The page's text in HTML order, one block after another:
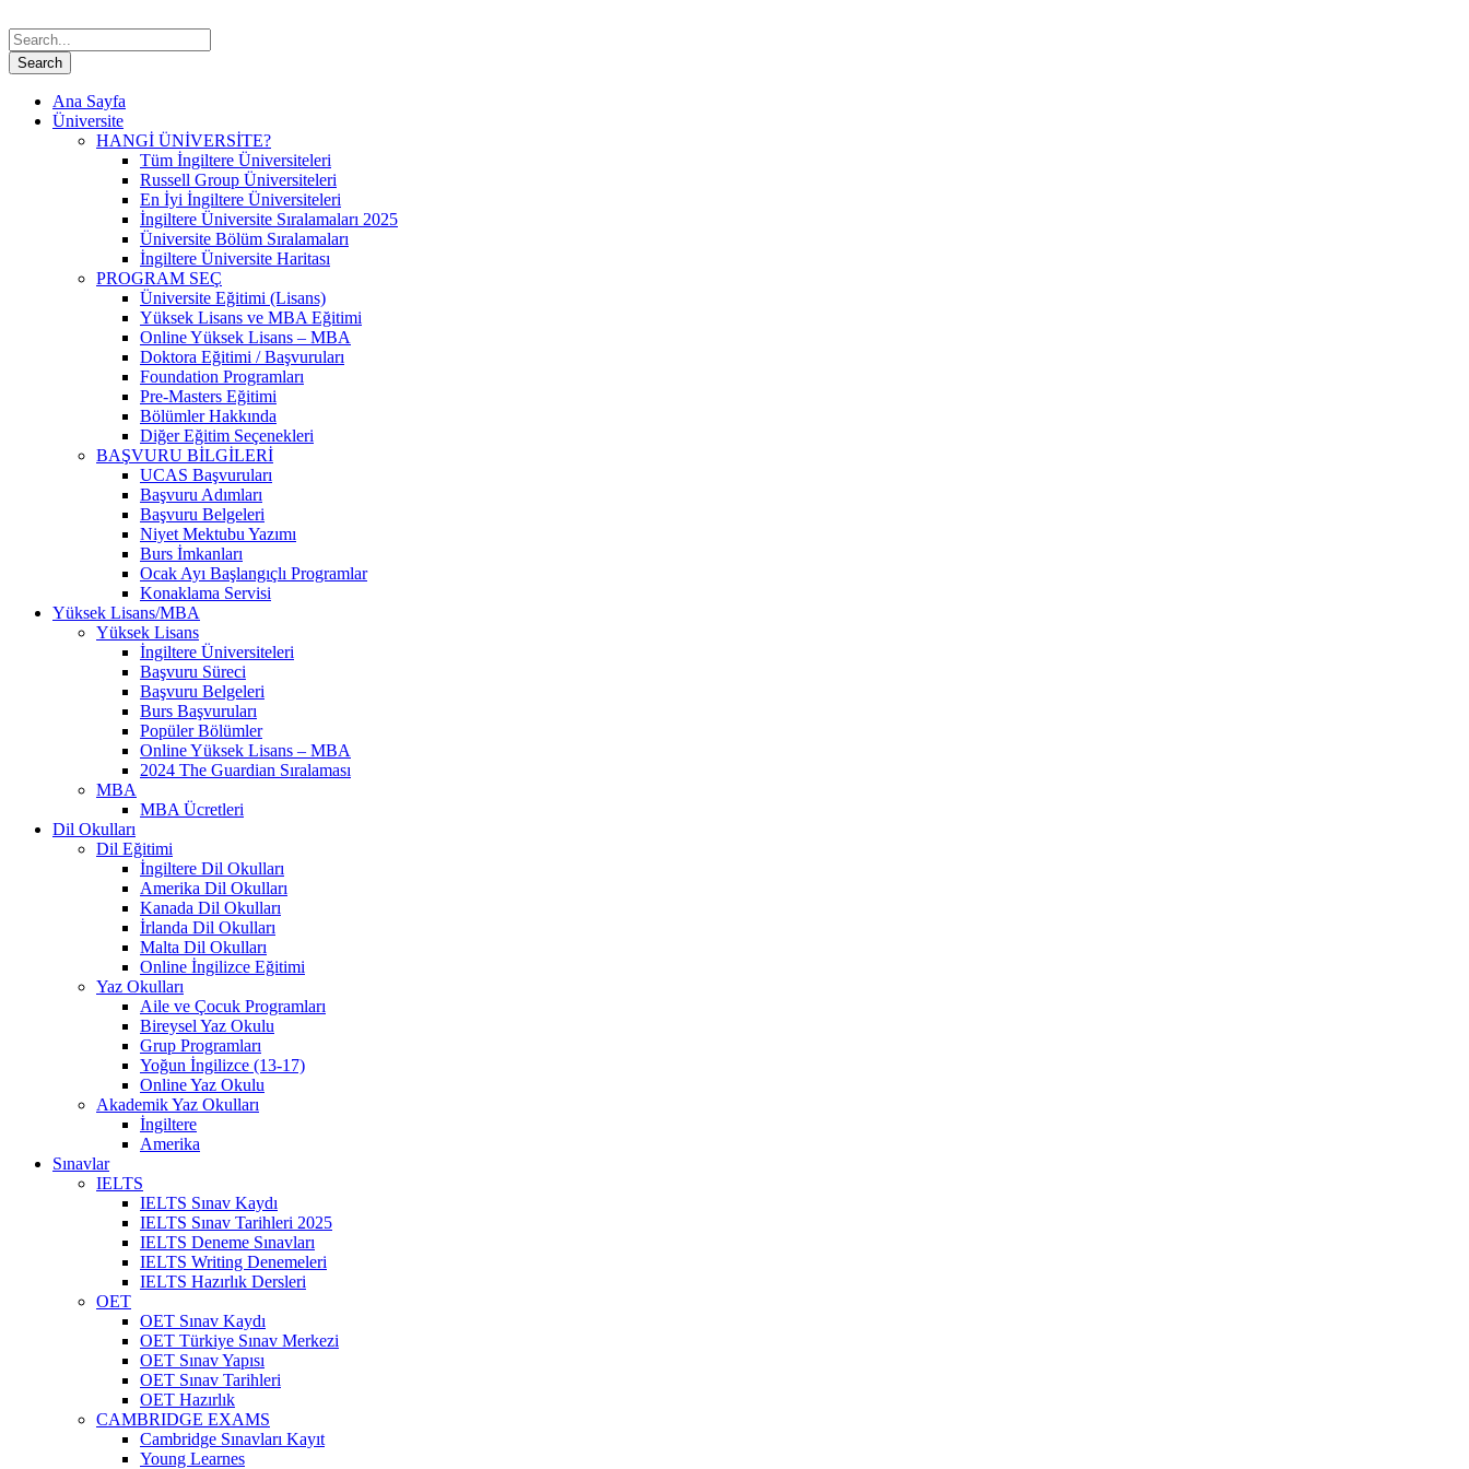
Ana Sayfa
Üniversite
HANGİ ÜNİVERSİTE?
Tüm İngiltere Üniversiteleri
Russell Group Üniversiteleri
En İyi İngiltere Üniversiteleri
İngiltere Üniversite Sıralamaları 2025
Üniversite Bölüm Sıralamaları
İngiltere Üniversite Haritası
PROGRAM SEÇ
Üniversite Eğitimi (Lisans)
Yüksek Lisans ve MBA Eğitimi
Online Yüksek Lisans – MBA
Doktora Eğitimi / Başvuruları
Foundation Programları
Pre-Masters Eğitimi
Bölümler Hakkında
Diğer Eğitim Seçenekleri
BAŞVURU BİLGİLERİ
UCAS Başvuruları
Başvuru Adımları
Başvuru Belgeleri
Niyet Mektubu Yazımı
Burs İmkanları
Ocak Ayı Başlangıçlı Programlar
Konaklama Servisi
Yüksek Lisans/MBA
Yüksek Lisans
İngiltere Üniversiteleri
Başvuru Süreci
Başvuru Belgeleri
Burs Başvuruları
Popüler Bölümler
Online Yüksek Lisans – MBA
2024 The Guardian Sıralaması
MBA
MBA Ücretleri
Dil Okulları
Dil Eğitimi
İngiltere Dil Okulları
Amerika Dil Okulları
Kanada Dil Okulları
İrlanda Dil Okulları
Malta Dil Okulları
Online İngilizce Eğitimi
Yaz Okulları
Aile ve Çocuk Programları
Bireysel Yaz Okulu
Grup Programları
Yoğun İngilizce (13-17)
Online Yaz Okulu
Akademik Yaz Okulları
İngiltere
Amerika
Sınavlar
IELTS
IELTS Sınav Kaydı
IELTS Sınav Tarihleri 2025
IELTS Deneme Sınavları
IELTS Writing Denemeleri
IELTS Hazırlık Dersleri
OET
OET Sınav Kaydı
OET Türkiye Sınav Merkezi
OET Sınav Yapısı
OET Sınav Tarihleri
OET Hazırlık
CAMBRIDGE EXAMS
Cambridge Sınavları Kayıt
Young Learnes